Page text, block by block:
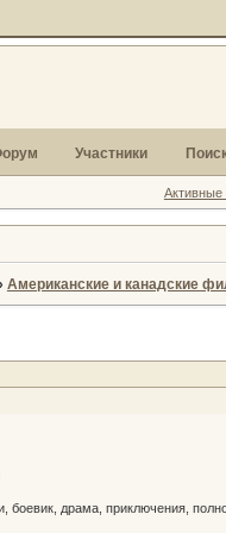
Участники
Американские и канадские
боевик, драма, приключения,